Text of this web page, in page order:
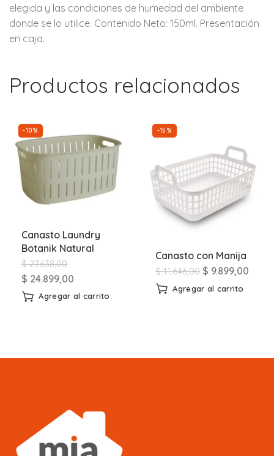
elegida y las condiciones de humedad del ambiente
donde se lo utilice. Contenido Neto: 150ml. Presentación
en caja.
Productos relacionados
-10%
Canasto Laundry
Botanik Natural
$27.638,00
$ 24.899,00
Agregar al carrito
-15%
Canasto con Manija
$11.646,00 $ 9.899,00
Agregar al carrito